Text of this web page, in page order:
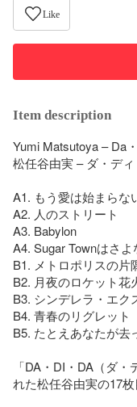
Like
Item description
Yumi Matsutoya – Da
松任谷由実 – ダ・デ
A1. もう愛は始まらな
A2. 人のストリート
A3. Babylon
A4. Sugar Townはさ
B1. メトロポリスの片
B2. 月夜のロケット花
B3. シンデレラ・エク
B4. 青春のリグレット
B5. たとえあなたが去
「DA・DI・DA（ダ
れた松任谷由実の17枚